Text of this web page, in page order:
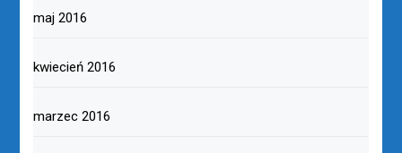
maj 2016
kwiecień 2016
marzec 2016